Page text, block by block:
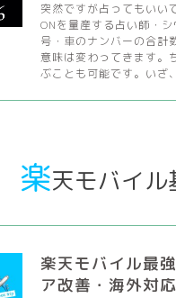
突然ですが占ってもいい
ONを量産する占い師・
号・車のナンバーの合計
意味は変わってきます。
ぶことも可能です。いざ
楽天モバイ
楽天モバイル最
ア改善・海外対